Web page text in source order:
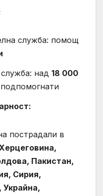
служба: помощ
над 18 000
пострадали в
Пакистан,
Сирия,
Украйна,